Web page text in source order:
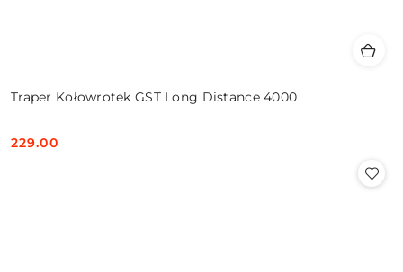
Traper Kołowrotek GST Long Distance 4000
Cena:
229.00